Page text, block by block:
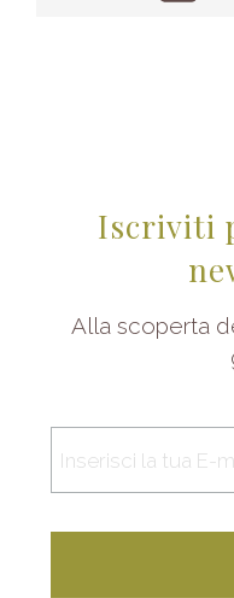
Iscriviti
Alla scoperta